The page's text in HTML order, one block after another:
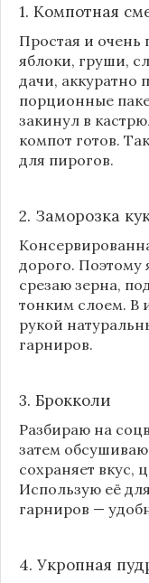
1. Компотная
Простая и очень
яблоки, груши,
дачи,
порционные
закинул в
компот готов.
для пирогов.
2. Заморозка
дорого. Поэтому
срезаю зерна,
тонким слоем. В
рукой
гарниров.
3. Брокколи
Разбираю на
затем
сохраняет вкус,
Использую её
гарниров —
4. Укропная